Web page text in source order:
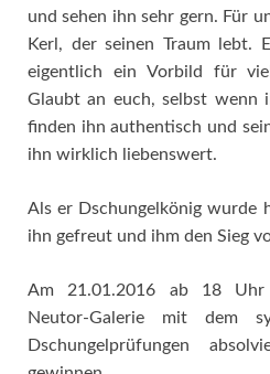
und sehen ihn sehr gern. Für
Kerl, der seinen Traum
eigentlich ein Vorbild für
Glaubt an euch, selbst wenn
finden ihn authentisch und
ihn wirklich liebenswert.
Als er Dschungelkönig wurde
ihn gefreut und ihm den Sieg
Am 21.01.2016 ab 18 Uhr
Neutor-Galerie mit dem
Dschungelprüfungen